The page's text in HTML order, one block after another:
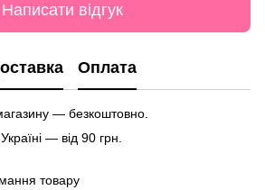
Написати відгук
Оплата
— безкоштовно.
— від 90 грн.
товару